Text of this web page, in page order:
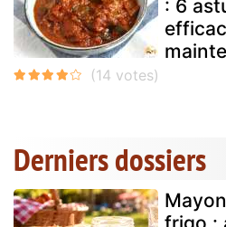
: 6
Derniers dossiers